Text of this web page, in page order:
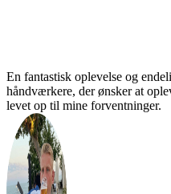
En fantastisk oplevelse og
håndværkere, der ønsker at
levet op til mine forventninger.